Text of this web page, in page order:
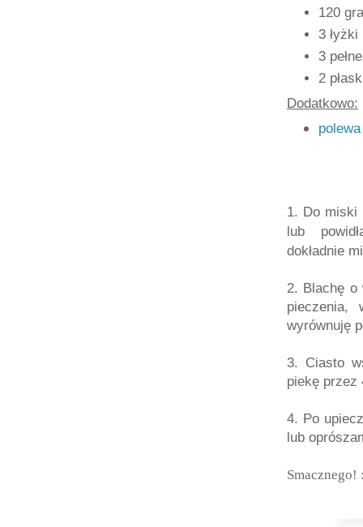
120
3
3
2
Dodatkowo:
1. Do miski
lub
dokładnie
2. Blachę o
pieczenia,
wyrównuję
3. Ciasto
piekę przez
4. Po
lub
Smacznego!